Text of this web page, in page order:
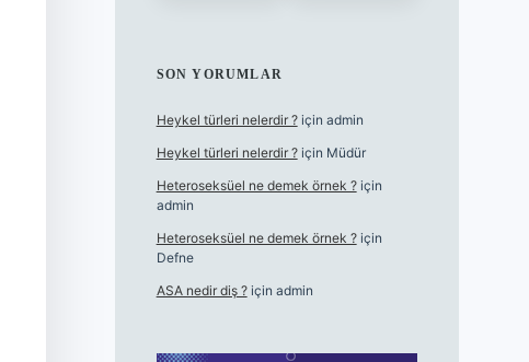
SON YORUMLAR
Heykel türleri nelerdir ?için admin
Heykel türleri nelerdir ?için Müdür
Heteroseksüel ne demek örnek ?için
admin
Heteroseksüel ne demek örnek ?için
Defne
ASA nedir diş ?için admin